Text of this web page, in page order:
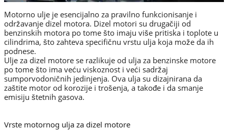
Motorno ulje je esencijalno za pravilno funkcionisanje i
održavanje dizel motora. Dizel motori su drugačiji od
benzinskih motora po tome što imaju više pritiska i toplote u
cilindrima, što zahteva specifičnu vrstu ulja koja može da ih
podnese.
Ulje za dizel motore se razlikuje od ulja za benzinske motore
po tome što ima veću viskoznost i veći sadržaj
sumporvodoničnih jedinjenja. Ova ulja su dizajnirana da
zaštite motor od korozije i trošenja, a takođe i da smanje
emisiju štetnih gasova.
Vrste motornog ulja za dizel motore